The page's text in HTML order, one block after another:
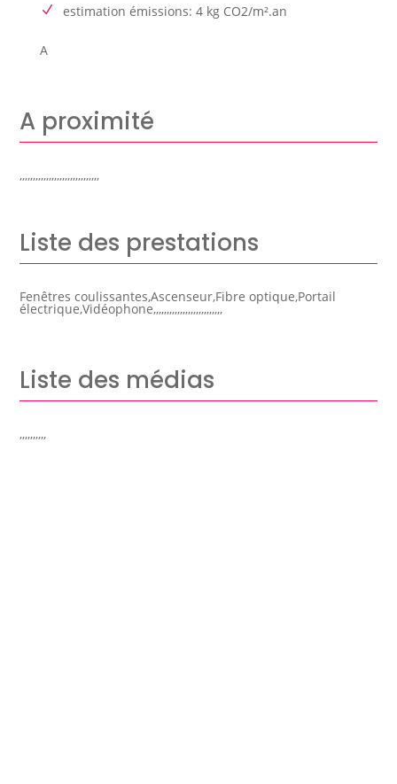
estimation émissions: 4 kg CO2/m².an
A
A proximité
,,,,,,,,,,,,,,,,,,,,,,,,,,,,,,
Liste des prestations
Fenêtres coulissantes,Ascenseur,Fibre optique,Portail
électrique,Vidéophone,,,,,,,,,,,,,,,,,,,,,,,,,,
Liste des médias
,,,,,,,,,,